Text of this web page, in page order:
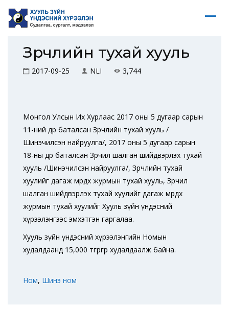
Зөрчлийн тухай хууль
2017-09-25 NLI 3,744
Монгол Улсын Их Хурлаас 2017 оны 5 дугаар сарын
11-ний өдөр баталсан Зөрчлийн тухай хууль /
Шинэчилсэн найруулга/, 2017 оны 5 дугаар сарын
18-ны өдөр баталсан Зөрчил шалган шийдвэрлэх тухай
хууль /Шинэчилсэн найруулга/, Зөрчлийн тухай
хуулийг дагаж мөрдөх журмын тухай хууль, Зөрчил
шалган шийдвэрлэх тухай хуулийг дагаж мөрдөх
журмын тухай хуулийг Хууль зүйн үндэсний
хүрээлэнгээс эмхэтгэн гаргалаа.
Хууль зүйн үндэсний хүрээлэнгийн Номын
худалдаанд 15,000 төгрөгөөр худалдаалж байна.
Ном, Шинэ ном